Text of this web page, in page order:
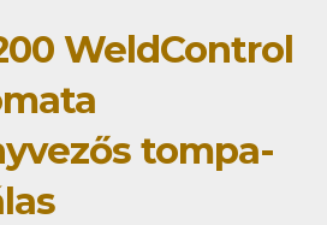
WeldControl
tompa-